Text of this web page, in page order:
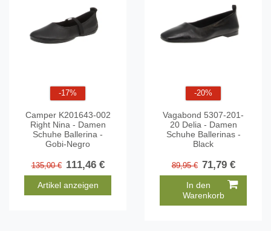
-17%
Camper K201643-002
Right Nina - Damen
Schuhe Ballerina -
Gobi-Negro
135,00 € 111,46 €
Artikel anzeigen
-20%
Vagabond 5307-201-
20 Delia - Damen
Schuhe Ballerinas -
Black
89,95 € 71,79 €
In den
Warenkorb